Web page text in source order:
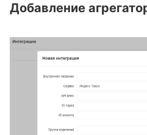
Добавление